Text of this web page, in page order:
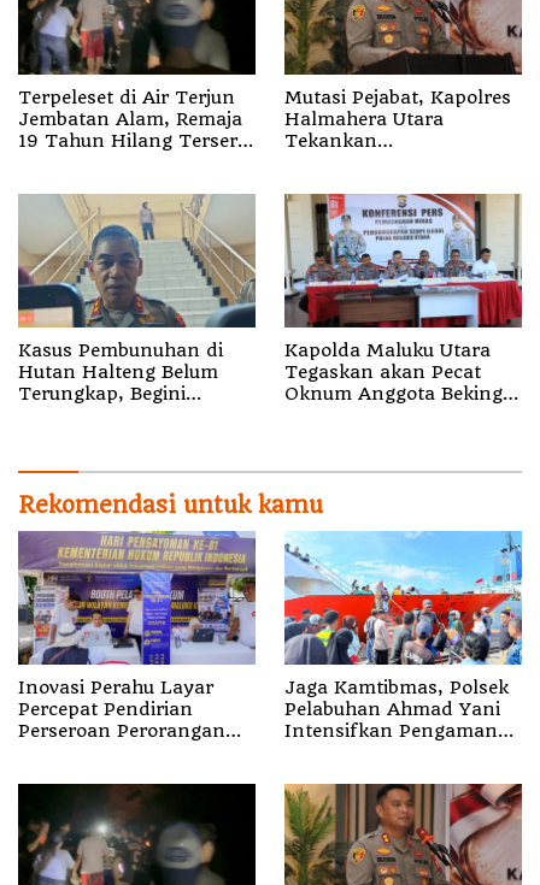
Terpeleset di Air Terjun
Jembatan Alam, Remaja
19 Tahun Hilang Terseret
Mutasi Pejabat, Kapolres
Halmahera Utara
Tekankan
Kasus Pembunuhan di
Hutan Halteng Belum
Terungkap, Begini
Kapolda Maluku Utara
Tegaskan akan Pecat
Oknum Anggota Bekingi
Rekomendasi untuk kamu
Inovasi Perahu Layar
Percepat Pendirian
Perseroan Perorangan
Jaga Kamtibmas, Polsek
Pelabuhan Ahmad Yani
Intensifkan Pengamanan